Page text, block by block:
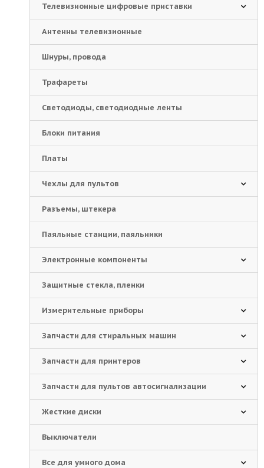
Телевизионные цифровые приставки
Антенны телевизионные
Шнуры, провода
Трафареты
Светодиоды, светодиодные ленты
Блоки питания
Платы
Чехлы для пультов
Разъемы, штекера
Паяльные станции, паяльники
Электронные компоненты
Защитные стекла, пленки
Измерительные приборы
Запчасти для стиральных машин
Запчасти для принтеров
Запчасти для пультов автосигнализации
Жесткие диски
Выключатели
Все для умного дома